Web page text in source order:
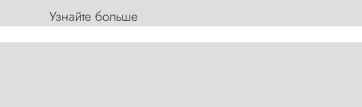
Узнайте больше